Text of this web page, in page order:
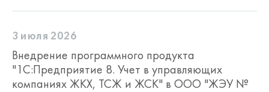
3 июля 2026
Внедрение программного продукта
"1С:Предприятие 8. Учет в управляющих
компаниях ЖКХ, ТСЖ и ЖСК" в ООО "ЖЭУ №